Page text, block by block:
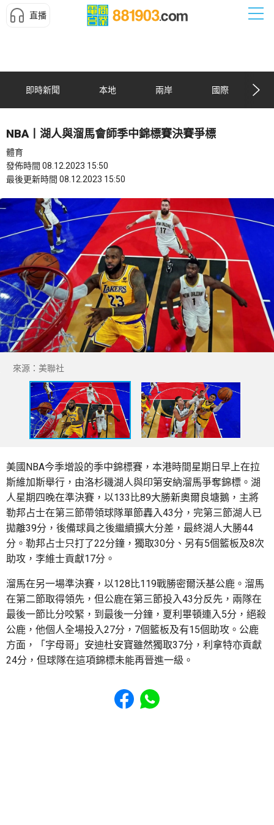
直播
即時新聞 本地 兩岸 國際
NBA丨湖人與溜馬會師季中錦標賽決賽爭標
體育
發佈時間 08.12.2023 15:50
最後更新時間 08.12.2023 15:50
來源：美聯社
美國NBA今季增設的季中錦標賽，本港時間星期日早上在拉
斯維加斯舉行，由洛杉磯湖人與印第安納溜馬爭奪錦標。湖
人星期四晚在準決賽，以133比89大勝新奧爾良塘鵝，主將
勒邦占士在第三節帶領球隊單節轟入43分，完第三節湖人已
拋離39分，後備球員之後繼續擴大分差，最終湖人大勝44
分。勒邦占士只打了22分鐘，獨取30分、另有5個籃板及8次
助攻，李維士貢獻17分。
溜馬在另一場準決賽，以128比119戰勝密爾沃基公鹿。溜馬
在第二節取得領先，但公鹿在第三節投入43分反先，兩隊在
最後一節比分咬緊，到最後一分鐘，夏利畢頓連入5分，絕殺
公鹿，他個人全場投入27分，7個籃板及有15個助攻。公鹿
方面，「字母哥」安迪杜安寶雖然獨取37分，利拿特亦貢獻
24分，但球隊在這項錦標未能再晉進一級。
Share to Facebook
Share to WhatsApp